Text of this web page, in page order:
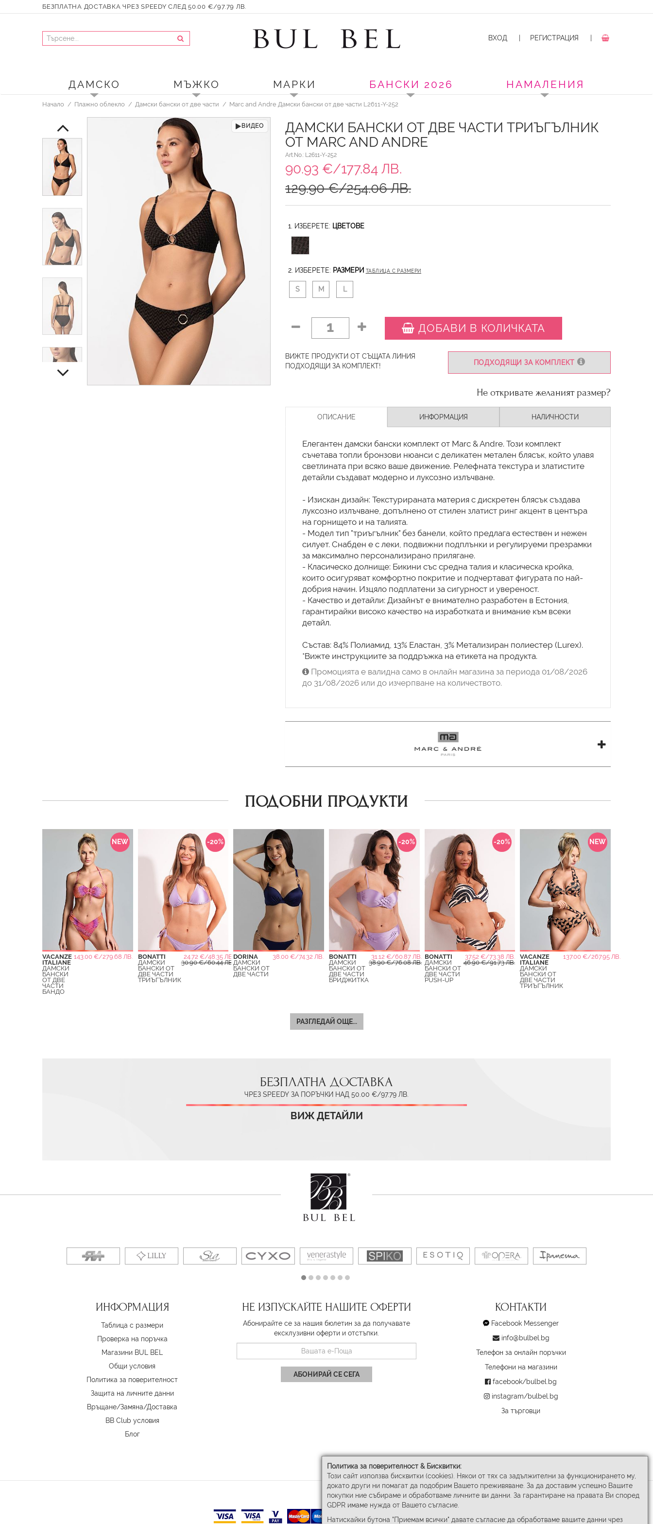
Политика за поверителност & Бисквитки:
Този сайт използва бисквитки (cookies). Някои от тях са задължителни за функционирането му,
докато други ни помагат да подобрим Вашето преживяване. За да доставим успешно Вашите
покупки ние събираме и обработваме личните ви данни. За гарантиране на правата Ви според
GDPR имаме нужда от Вашето съгласие.
Натискайки бутона "Приемам всички" давате съгласие да обработваме вашите данни чрез
БЕЗПЛАТНА ДОСТАВКА ЧРЕЗ SPEEDY СЛЕД 50.00 €/97.79 ЛВ.
ВХОД РЕГИСТРАЦИЯ
ДАМСКО МЪЖКО МАРКИ БАНСКИ 2026 НАМАЛЕНИЯ
Начало Плажно облекло Дамски бански от две части Marc and Andre Дамски бански от две части L2611-Y-252
ВИДЕО
ДАМСКИ БАНСКИ ОТ ДВЕ ЧАСТИ ТРИЪГЪЛНИК
ОТ MARC AND ANDRE
Art.No.: L2611-Y-252
90.93 €/177.84 ЛВ.
129.90 €/254.06 ЛВ.
1. ИЗБЕРЕТЕ: ЦВЕТОВЕ
2. ИЗБЕРЕТЕ: РАЗМЕРИ ТАБЛИЦА С РАЗМЕРИ
S M L
1 ДОБАВИ В КОЛИЧКАТА
ПОДХОДЯЩИ ЗА КОМПЛЕКТ
ВИЖТЕ ПРОДУКТИ ОТ СЪЩАТА ЛИНИЯ
ПОДХОДЯЩИ ЗА КОМПЛЕКТ!
Не откривате желаният размер?
ОПИСАНИЕ ИНФОРМАЦИЯ НАЛИЧНОСТИ
Елегантен дамски бански комплект от Marc & Andre. Този комплект
съчетава топли бронзови нюанси с деликатен метален блясък, който улавя
светлината при всяко ваше движение. Релефната текстура и златистите
детайли създават модерно и луксозно излъчване.
- Изискан дизайн: Текстурираната материя с дискретен блясък създава
луксозно излъчване, допълнено от стилен златист ринг акцент в центъра
на горнището и на талията.
- Модел тип "триъгълник" без банели, който предлага естествен и нежен
силует. Снабден е с леки, подвижни подплънки и регулируеми презрамки
за максимално персонализирано прилягане.
- Класическо долнище: Бикини със средна талия и класическа кройка,
които осигуряват комфортно покритие и подчертават фигурата по най-
добрия начин. Изцяло подплатени за сигурност и увереност.
- Качество и детайли: Дизайнът е внимателно разработен в Естония,
гарантирайки високо качество на изработката и внимание към всеки
детайл.
Състав: 84% Полиамид, 13% Еластан, 3% Метализиран полиестер (Lurex).
*Вижте инструкциите за поддръжка на етикета на продукта.
Промоцията е валидна само в онлайн магазина за периода 01/08/2026
до 31/08/2026 или до изчерпване на количеството.
ПОДОБНИ ПРОДУКТИ
NEW
VACANZE
ITALIANE
143.00 €/279.68 ЛВ.
ДАМСКИ
БАНСКИ
ОТ ДВЕ
ЧАСТИ
БАНДО
-20%
BONATTI
24.72 €/48.35 ЛВ.
ДАМСКИ
БАНСКИ ОТ
ДВЕ ЧАСТИ
ТРИЪГЪЛНИК
30.90 €/60.44 ЛВ.
DORINA
38.00 €/74.32 ЛВ.
ДАМСКИ
БАНСКИ ОТ
ДВЕ ЧАСТИ
-20%
BONATTI
31.12 €/60.87 ЛВ.
ДАМСКИ
БАНСКИ ОТ
ДВЕ ЧАСТИ
БРИДЖИТКА
38.90 €/76.08 ЛВ.
-20%
BONATTI
37.52 €/73.38 ЛВ.
ДАМСКИ
БАНСКИ ОТ
ДВЕ ЧАСТИ
PUSH-UP
46.90 €/91.73 ЛВ.
NEW
VACANZE
ITALIANE
137.00 €/267.95 ЛВ.
ДАМСКИ
БАНСКИ ОТ
ДВЕ ЧАСТИ
ТРИЪГЪЛНИК
РАЗГЛЕДАЙ ОЩЕ...
БЕЗПЛАТНА ДОСТАВКА
ЧРЕЗ SPEEDY ЗА ПОРЪЧКИ НАД 50.00 €/97.79 ЛВ.
ВИЖ ДЕТАЙЛИ
ИНФОРМАЦИЯ
Таблица с размери
Проверка на поръчка
Магазини BUL BEL
Oбщи условия
Политика за поверителност
Защита на личните данни
Връщане/Замяна/Доставка
BB Club условия
Блог
НЕ ИЗПУСКАЙТЕ НАШИТЕ ОФЕРТИ
Абонирайте се за нашия бюлетин за да получавате
ексклузивни оферти и отстъпки.
АБОНИРАЙ СЕ СЕГА
КОНТАКТИ
Facebook Messenger
info@bulbel.bg
Телефон за онлайн поръчки
Телефони на магазини
facebook/bulbel.bg
instagram/bulbel.bg
За търговци